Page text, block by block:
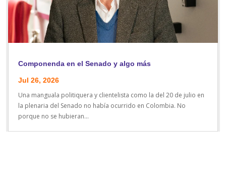
Componenda en el Senado y algo más
Jul 26, 2026
Una manguala politiquera y clientelista como la del 20 de julio en
la plenaria del Senado no había ocurrido en Colombia. No
porque no se hubieran...